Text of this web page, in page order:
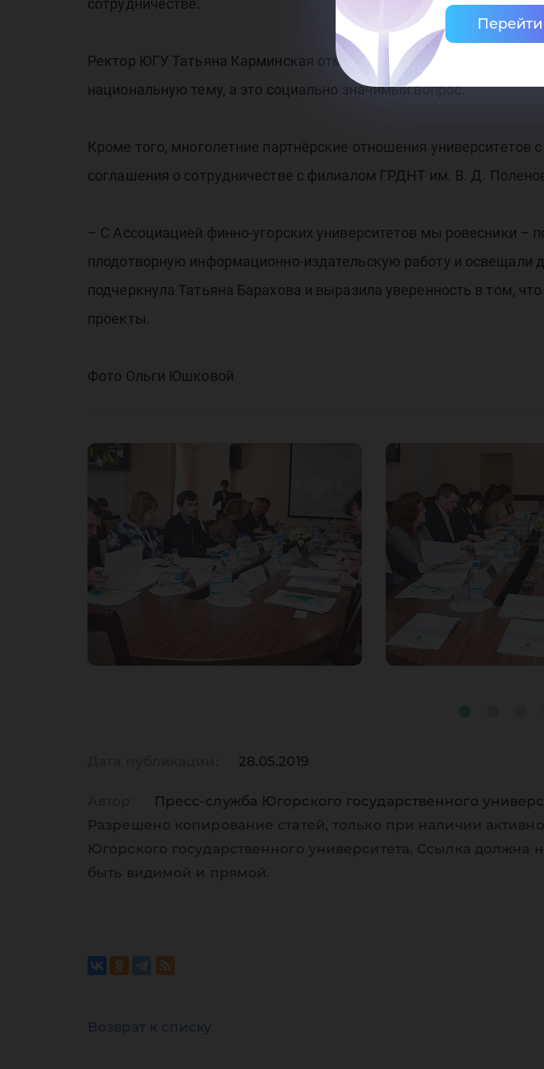
сотрудничестве.
Ректор ЮГУ Татьяна Карминская отметила, что расширение
национальную тему, а это социально значимый вопрос.
Кроме того, многолетние партнёрские отношения
соглашения о сотрудничестве с филиалом ГРДНТ им. В. Д.
– С Ассоциацией финно-угорских университетов мы ровесники –
плодотворную информационно-издательскую работу и освещали
подчеркнула Татьяна Барахова и выразила уверенность в том,
проекты.
Фото Ольги Юшковой
28.05.2019
Пресс-служба Югорского государственного
Разрешено копирование статей, только при наличии
Югорского государственного университета. Ссылка
быть видимой и прямой.
Возврат к списку